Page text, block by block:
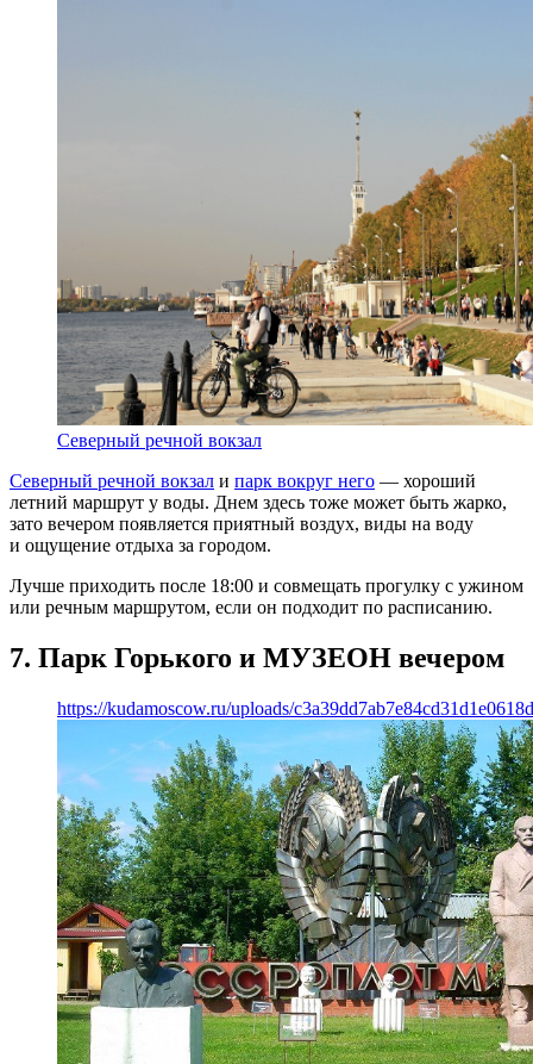
Северный речной вокзал
Северный речной вокзал и парк вокруг него — хороший
летний маршрут у воды. Днем здесь тоже может быть жарко,
зато вечером появляется приятный воздух, виды на воду
и ощущение отдыха за городом.
Лучше приходить после 18:00 и совмещать прогулку с ужином
или речным маршрутом, если он подходит по расписанию.
7. Парк Горького и МУЗЕОН вечером
https://kudamoscow.ru/uploads/